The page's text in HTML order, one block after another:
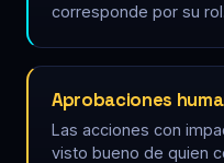
corresponde por su
Aprobaciones
Las acciones con
visto bueno de quien